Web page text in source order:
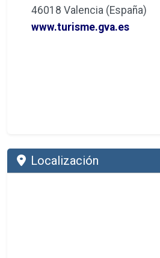
46018 Valencia (España)
www.turisme.gva.es
Localización